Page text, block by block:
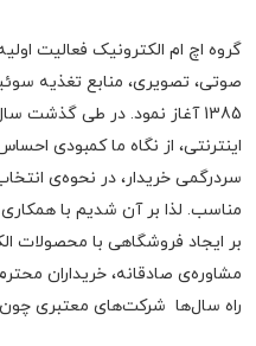
گروه اچ ام الکترونیک فعالیت
صوتی، تصویری، منابع تغذیه
1385 آغاز نمود. در طی
اینترنتی، از نگاه ما کمبودی
سردرگمی خریدار، در نحوه‌ی
مناسب. لذا بر آن شدیم با
بر ایجاد فروشگاهی با محصولات
مشاوره‌ی صادقانه، خریداران
راه سال‌ها شرکت‌های معتبری چون